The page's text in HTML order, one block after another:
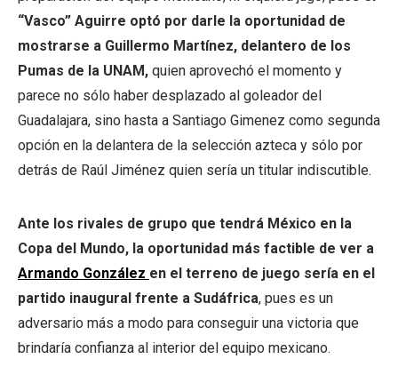
“Vasco” Aguirre optó por darle la oportunidad de
mostrarse a Guillermo Martínez, delantero de los
Pumas de la UNAM, quien aprovechó el momento y
parece no sólo haber desplazado al goleador del
Guadalajara, sino hasta a Santiago Gimenez como segunda
opción en la delantera de la selección azteca y sólo por
detrás de Raúl Jiménez quien sería un titular indiscutible.
Ante los rivales de grupo que tendrá México en la
Copa del Mundo, la oportunidad más factible de ver a
Armando González en el terreno de juego sería en el
partido inaugural frente a Sudáfrica, pues es un
adversario más a modo para conseguir una victoria que
brindaría confianza al interior del equipo mexicano.